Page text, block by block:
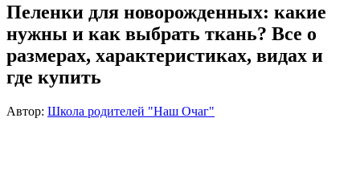
Пеленки для новорожденных: какие
нужны и как выбрать ткань? Все о
размерах, характеристиках, видах и
где купить
Автор: Школа родителей "Наш Очаг"